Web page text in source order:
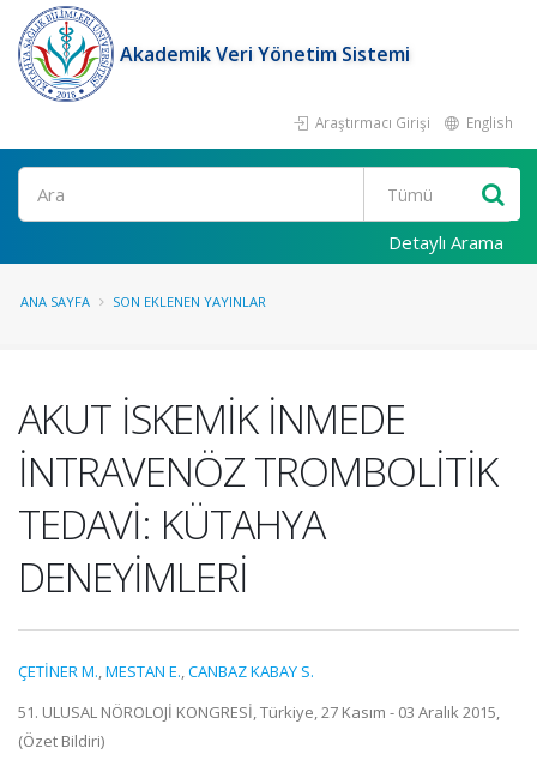
Akademik Veri Yönetim Sistemi
Araştırmacı Girişi English
Ara
Detaylı Arama
ANA SAYFA SON EKLENEN YAYINLAR
AKUT İSKEMİK İNMEDE
İNTRAVENÖZ TROMBOLİTİK
TEDAVİ: KÜTAHYA
DENEYİMLERİ
ÇETİNER M.,MESTAN E.,CANBAZ KABAY S.
51. ULUSAL NÖROLOJİ KONGRESİ, Türkiye, 27 Kasım - 03 Aralık 2015,
(Özet Bildiri)